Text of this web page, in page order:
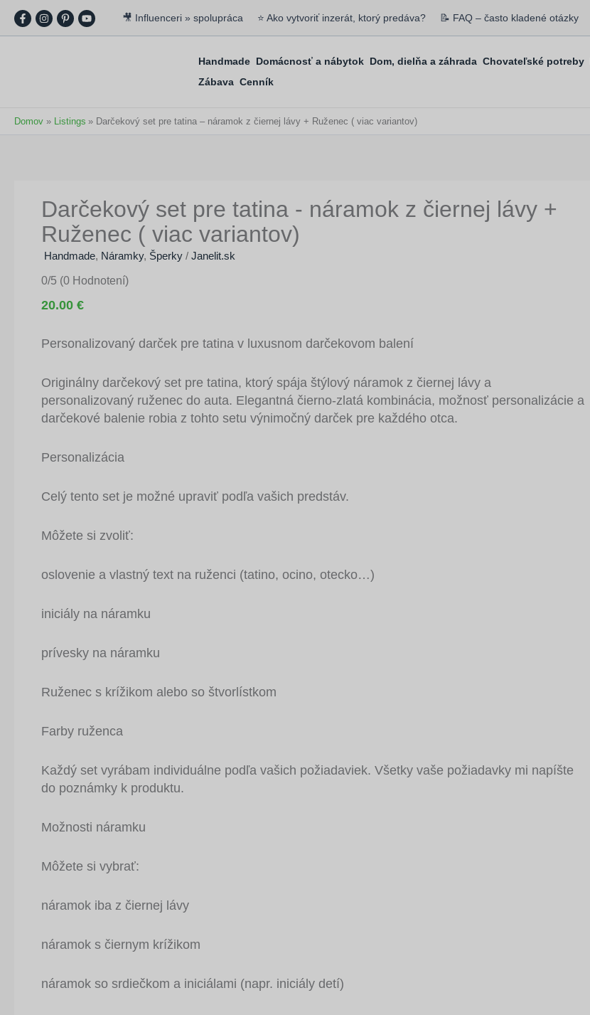
Preskočiť
🎥 Influenceri » spolupráca ⭐ Ako vytvoriť inzerát, ktorý predáva? 📝 FAQ – často kladené otázky
Handmade Domácnosť a nábytok Dom, dielňa a záhrada Chovateľské potreby
Zábava Cenník
Domov Listings Darčekový set pre tatina – náramok z čiernej lávy + Ruženec ( viac variantov)
Darčekový set pre tatina - náramok z čiernej lávy +
Ruženec ( viac variantov)
Handmade, Náramky, Šperky / Janelit.sk
0/5 (0 Hodnotení)
20.00 €
Personalizovaný darček pre tatina v luxusnom darčekovom balení
Originálny darčekový set pre tatina, ktorý spája štýlový náramok z čiernej lávy a
personalizovaný ruženec do auta. Elegantná čierno-zlatá kombinácia, možnosť personalizácie a
darčekové balenie robia z tohto setu výnimočný darček pre každého otca.
Personalizácia
Celý tento set je možné upraviť podľa vašich predstáv.
Môžete si zvoliť:
oslovenie a vlastný text na ruženci (tatino, ocino, otecko…)
iniciály na náramku
prívesky na náramku
Ruženec s krížikom alebo so štvorlístkom
Farby ruženca
Každý set vyrábam individuálne podľa vašich požiadaviek. Všetky vaše požiadavky mi napíšte
do poznámky k produktu.
Možnosti náramku
Môžete si vybrať:
náramok iba z čiernej lávy
náramok s čiernym krížikom
náramok so srdiečkom a iniciálami (napr. iniciály detí)